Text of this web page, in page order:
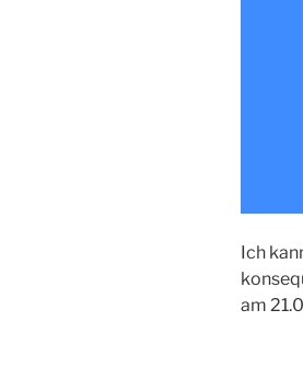
Ich
am